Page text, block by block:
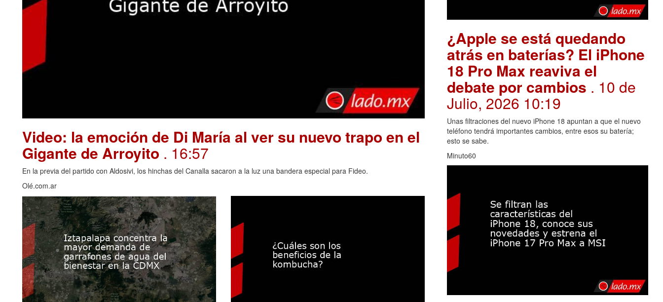
Video: la emoción de Di María al ver su nuevo trapo en el
Gigante de Arroyito . 16:57
En la previa del partido con Aldosivi, los hinchas del Canalla sacaron a la luz una bandera especial para Fideo.
Olé.com.ar
¿Apple se está quedando
atrás en baterías? El iPhone
18 Pro Max reaviva el
debate por cambios . 10 de
Julio, 2026 10:19
Unas filtraciones del nuevo iPhone 18 apuntan a que el nuevo
teléfono tendrá importantes cambios, entre esos su batería;
esto se sabe.
Minuto60